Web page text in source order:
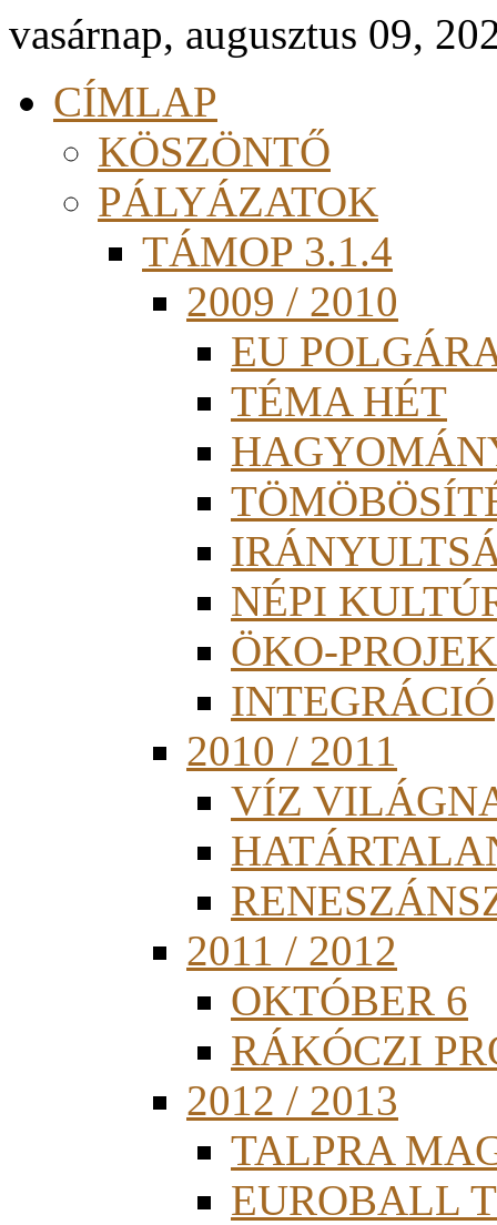
vasárnap, augusztus 09,
CÍMLAP
KÖSZÖNTŐ
PÁLYÁZATOK
TÁMOP 3.1.4
2009 / 2010
EU
TÉMA HÉT
NÉPI
ÖKO-
INTEGRÁCIÓ
2010 / 2011
VÍZ
2011 / 2012
OKTÓBER 6
RÁKÓCZI
2012 / 2013
TALPRA
EUROBALL